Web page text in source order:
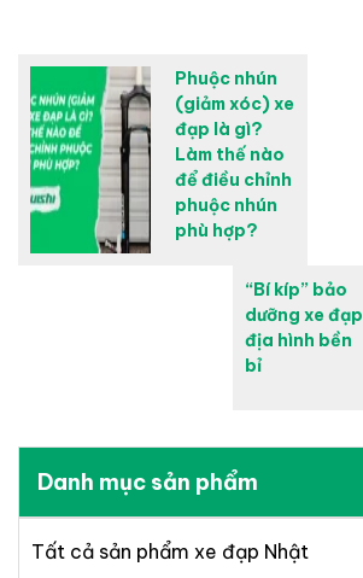
Phuộc nhún
(giảm xóc) xe
đạp là gì?
Làm thế nào
để điều chỉnh
phuộc nhún
phù hợp?
“Bí kíp” bảo
dưỡng xe đạp
địa hình bền
bỉ
Danh mục sản phẩm
Tất cả sản phẩm xe đạp Nhật